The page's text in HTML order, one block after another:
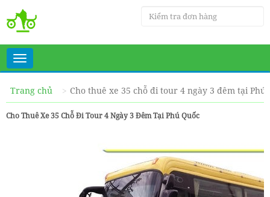
Toggle
navigation
Trang chủ
Cho thuê xe 35 chỗ đi tour 4 ngày 3 đêm tại Phú
Cho Thuê Xe 35 Chỗ Đi Tour 4 Ngày 3 Đêm Tại Phú Quốc